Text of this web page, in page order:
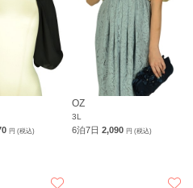
円 (税込)
OZ
3L
6泊7日2,090円 (税込)